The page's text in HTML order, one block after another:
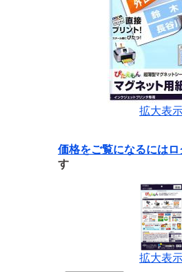
拡大表
価格をご覧になるには
す
拡大表